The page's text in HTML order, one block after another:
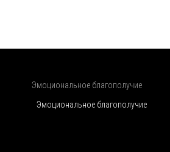
Эмоциональное благополучие
Эмоциональное благополучие